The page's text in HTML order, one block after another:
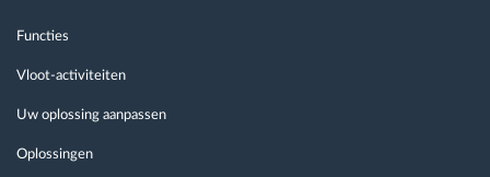
Functies
Vloot-activiteiten
Uw oplossing aanpassen
Oplossingen